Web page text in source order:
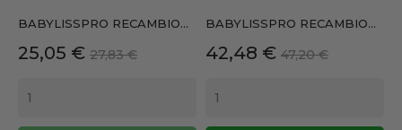
BABYLISSPRO RECAMBIO...
Precio
25,05 € Precio
27,83 €
BABYLISSPRO RECAMBIO...
Precio
42,48 € Precio
47,20 €